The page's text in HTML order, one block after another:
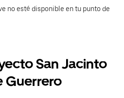
no esté disponible en tu punto de
San Jacinto
Guerrero